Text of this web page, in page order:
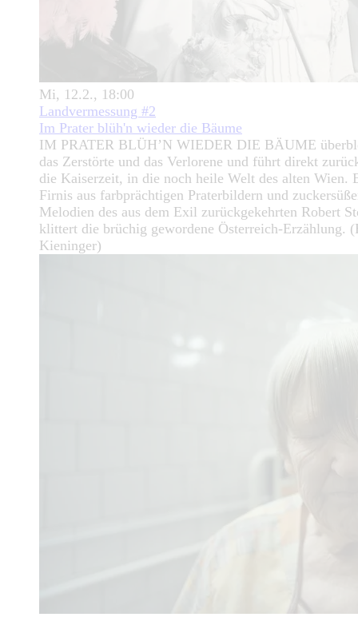
Mi, 12.2., 18:00
Landvermessung #2
Im Prater blüh'n wieder die Bäume
IM PRATER BLÜH’N WIEDER DIE BÄUME
das Zerstörte und das Verlorene und führt direkt
die Kaiserzeit, in die noch heile Welt des alten Wien.
Firnis aus farbprächtigen Praterbildern und
Melodien des aus dem Exil zurückgekehrten Robert
klittert die brüchig gewordene Österreich-Erzählung.
Kieninger)